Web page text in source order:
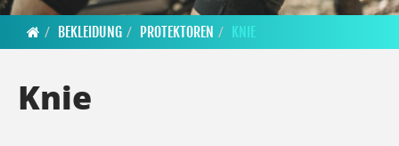
BEKLEIDUNG PROTEKTOREN KNIE
Knie